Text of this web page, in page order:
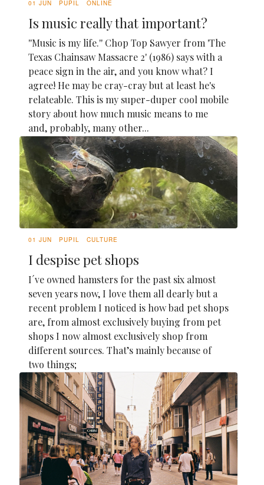
01 JUN PUPIL ONLINE
Is music really that important?
''Music is my life.'' Chop Top Sawyer from 'The
Texas Chainsaw Massacre 2' (1986) says with a
peace sign in the air, and you know what? I
agree! He may be cray-cray but at least he's
relateable. This is my super-duper cool mobile
story about how much music means to me
and, probably, many other...
01 JUN PUPIL CULTURE
I despise pet shops
I´ve owned hamsters for the past six almost
seven years now, I love them all dearly but a
recent problem I noticed is how bad pet shops
are, from almost exclusively buying from pet
shops I now almost exclusively shop from
different sources. That’s mainly because of
two things;